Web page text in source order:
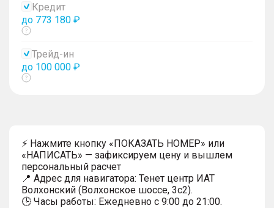
Кредит
до 773 180 ₽
Показать
Трейд-ин
до 100 000 ₽
Показать
⚡ Нажмите кнопку «ПОКАЗАТЬ НОМЕР» или
«НАПИСАТЬ» — зафиксируем цену и вышлем
персональный расчет
📍 Адрес для навигатора: Тенет центр ИАТ
Волхонский (Волхонское шоссе, 3с2).
🕒 Часы работы: Ежедневно с 9:00 до 21:00.